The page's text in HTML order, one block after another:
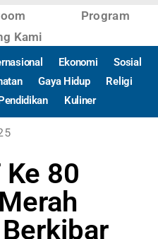
Program
Kami
Ekonomi
Sosial
Gaya Hidup
Religi
Kuliner
80